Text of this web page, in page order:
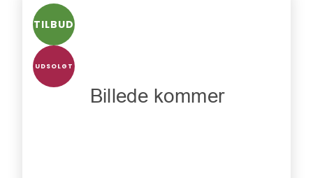
TILBUD
UDSOLGT